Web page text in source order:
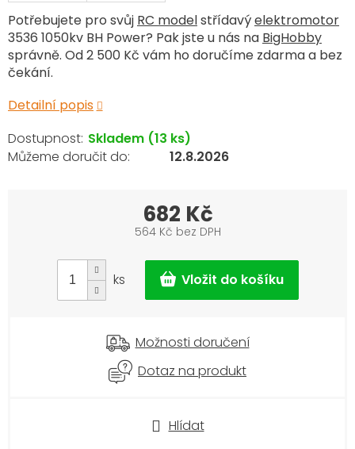
Potřebujete pro svůj RC modelstřídavýelektromotor
3536 1050kv BH Power? Pak jste u nás na BigHobby
správně. Od 2 500 Kč vám ho doručíme zdarma a bez
čekání.
Detailní popis
Hlídat
Skladem (13 ks)
12.8.2026
682 Kč
564 Kč bez DPH
cena:
ks
Možnosti doručení
Dotaz na produkt